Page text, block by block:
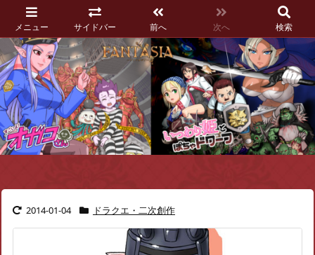
メニュー サイドバー 前へ 次へ 検索
2014-01-04 ドラクエ・二次創作